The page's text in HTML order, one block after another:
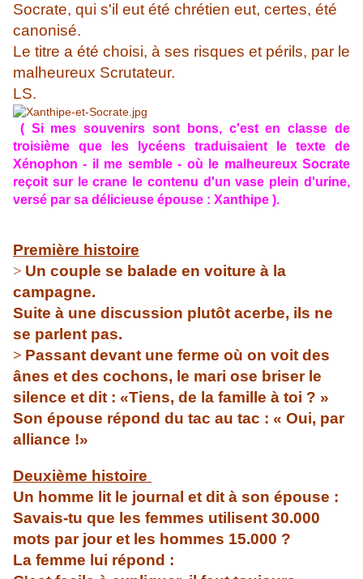
Socrate, qui s'il eut été chrétien eut, certes, été
canonisé.
Le titre a été choisi, à ses risques et périls, par le
malheureux Scrutateur.
LS.
( Si mes souvenirs sont bons, c'est en classe de
troisième que les lycéens traduisaient le texte de
Xénophon - il me semble - où le malheureux Socrate
reçoit sur le crane le contenu d'un vase plein d'urine,
versé par sa délicieuse épouse : Xanthipe ).
Première histoire
> Un couple se balade en voiture à la
campagne.
Suite à une discussion plutôt acerbe, ils ne
se parlent pas.
> Passant devant une ferme où on voit des
ânes et des cochons, le mari ose briser le
silence et dit : «Tiens, de la famille à toi ? »
Son épouse répond du tac au tac : « Oui, par
alliance !»
Deuxième histoire
Un homme lit le journal et dit à son épouse :
Savais-tu que les femmes utilisent 30.000
mots par jour et les hommes 15.000 ?
La femme lui répond :